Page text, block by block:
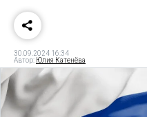
30.09.2024 16:34
Автор: Юлия Катенёва